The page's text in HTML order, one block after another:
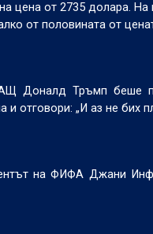
цена от 2735 долара.
от половината от
Доналд Тръмп беше
и отговори: „И аз не бих
на ФИФА Джани